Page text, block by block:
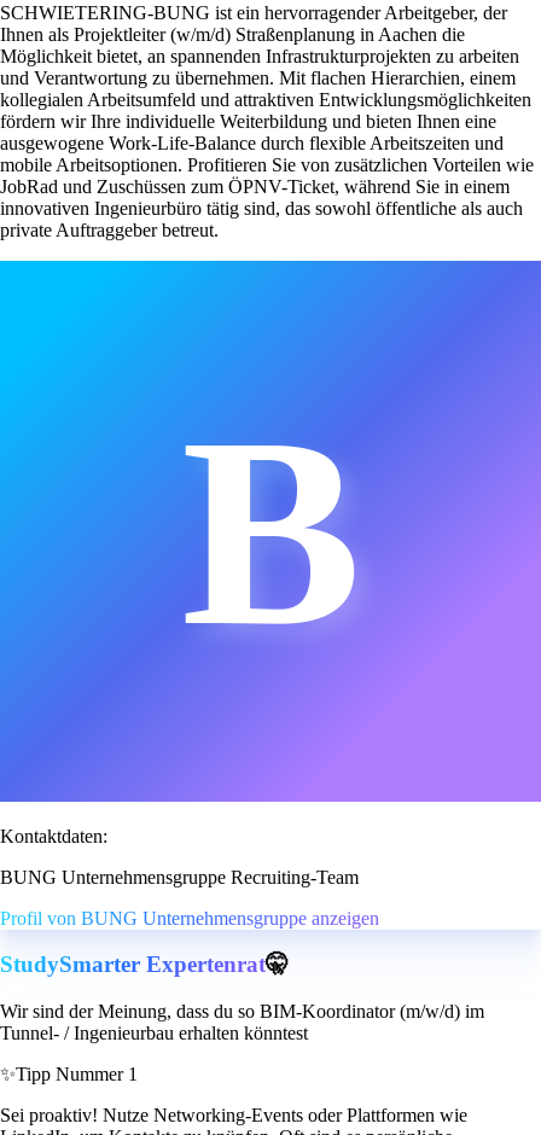
SCHWIETERING‑BUNG ist ein hervorragender Arbeitgeber, der
Ihnen als Projektleiter (w/m/d) Straßenplanung in Aachen die
Möglichkeit bietet, an spannenden Infrastrukturprojekten zu arbeiten
und Verantwortung zu übernehmen. Mit flachen Hierarchien, einem
kollegialen Arbeitsumfeld und attraktiven Entwicklungsmöglichkeiten
fördern wir Ihre individuelle Weiterbildung und bieten Ihnen eine
ausgewogene Work-Life-Balance durch flexible Arbeitszeiten und
mobile Arbeitsoptionen. Profitieren Sie von zusätzlichen Vorteilen wie
JobRad und Zuschüssen zum ÖPNV-Ticket, während Sie in einem
innovativen Ingenieurbüro tätig sind, das sowohl öffentliche als auch
private Auftraggeber betreut.
B
Kontaktdaten:
BUNG Unternehmensgruppe Recruiting-Team
Profil von BUNG Unternehmensgruppe anzeigen
StudySmarter Expertenrat🤫
Wir sind der Meinung, dass du so BIM-Koordinator (m/w/d) im
Tunnel- / Ingenieurbau erhalten könntest
✨Tipp Nummer 1
Sei proaktiv! Nutze Networking-Events oder Plattformen wie